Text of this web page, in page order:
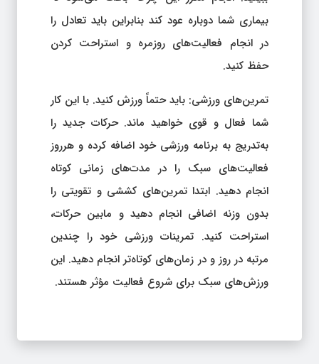
بیماری شما دوباره عود کند بنابراین باید تعادل را
در انجام فعالیت‌های روزمره و استراحت کردن
حفظ کنید.
تمرین‌های ورزشی: باید حتماً ورزش کنید. با این کار
شما فعال و قوی خواهید ماند. حرکات جدید را
به‌تدریج به برنامه ورزشی خود اضافه کرده و هرروز
فعالیت‌های سبک را در مدت‌های زمانی کوتاه
انجام دهید. ابتدا تمرین‌های کششی و تقویتی را
بدون وزنه اضافی انجام دهید و مابین حرکات،
استراحت کنید. تمرینات ورزشی خود را چندین
مرتبه در روز و در زمان‌های کوتاه‌تر انجام دهید. این
ورزش‌های سبک برای شروع فعالیت مؤثر هستند.